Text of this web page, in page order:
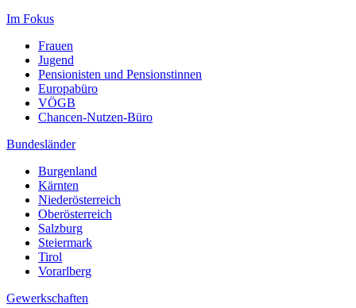
Im Fokus
Frauen
Jugend
Pensionisten und Pensionstinnen
Europabüro
VÖGB
Chancen-Nutzen-Büro
Bundesländer
Burgenland
Kärnten
Niederösterreich
Oberösterreich
Salzburg
Steiermark
Tirol
Vorarlberg
Gewerkschaften